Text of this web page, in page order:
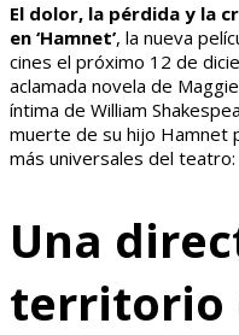
El dolor, la pérdida y la
en ‘Hamnet’, la nueva
cines el próximo 12 de
aclamada novela de
íntima de William
muerte de su hijo Hamnet
más universales del teatro:
Una
territorio